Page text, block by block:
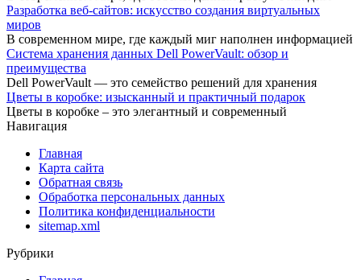
Разработка веб-сайтов: искусство создания виртуальных
миров
В современном мире, где каждый миг наполнен информацией
Система хранения данных Dell PowerVault: обзор и
преимущества
Dell PowerVault — это семейство решений для хранения
Цветы в коробке: изысканный и практичный подарок
Цветы в коробке – это элегантный и современный
Навигация
Главная
Карта сайта
Обратная связь
Обработка персональных данных
Политика конфиденциальности
sitemap.xml
Рубрики